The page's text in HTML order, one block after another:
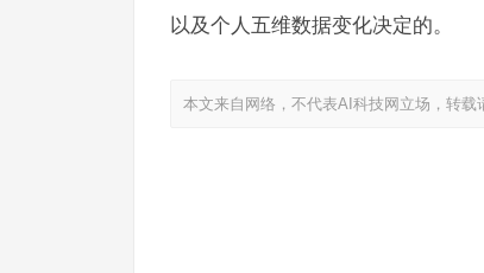
以及个人五维数据变化决定的。
本文来自网络，不代表AI科技网立场，转载